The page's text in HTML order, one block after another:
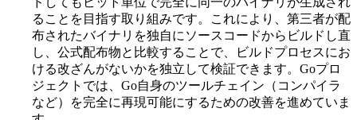
ることを目指す取り組みです。これにより、第三者が配
布されたバイナリを独自にソースコードからビルドし直
し、公式配布物と比較することで、ビルドプロセスにお
ける改ざんがないかを独立して検証できます。Goプロ
ジェクトでは、Go自身のツールチェイン（コンパイラ
など）を完全に再現可能にするための改善を進めていま